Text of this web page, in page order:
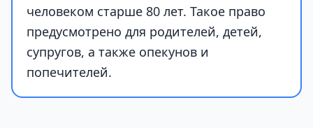
человеком старше 80 лет. Такое право
предусмотрено для родителей, детей,
супругов, а также опекунов и
попечителей.